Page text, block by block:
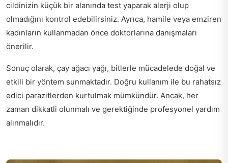
cildinizin küçük bir alanında test yaparak alerji olup
olmadığını kontrol edebilirsiniz. Ayrıca, hamile veya emziren
kadınların kullanmadan önce doktorlarına danışmaları
önerilir.
Sonuç olarak, çay ağacı yağı, bitlerle mücadelede doğal ve
etkili bir yöntem sunmaktadır. Doğru kullanım ile bu rahatsız
edici parazitlerden kurtulmak mümkündür. Ancak, her
zaman dikkatli olunmalı ve gerektiğinde profesyonel yardım
alınmalıdır.